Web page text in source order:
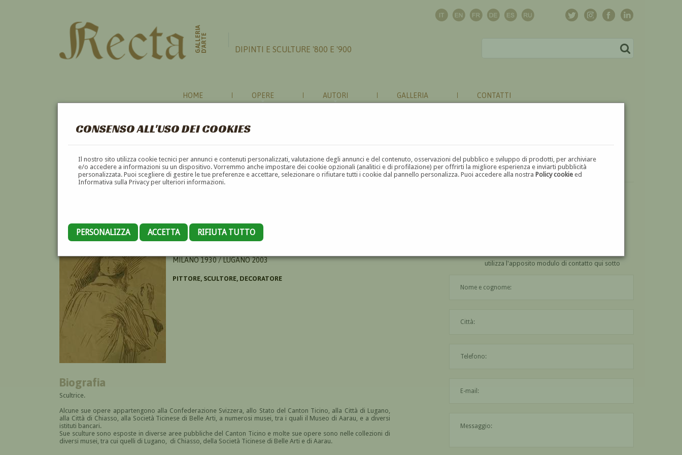
CONSENSO ALL'USO DEI COOKIES
Il nostro sito utilizza cookie tecnici per annunci e contenuti personalizzati, valutazione degli annunci e del contenuto, osservazioni del pubblico e sviluppo di prodotti, per archiviare
e/o accedere a informazioni su un dispositivo. Vorremmo anche impostare dei cookie opzionali (analitici e di profilazione) per offrirti la migliore esperienza e inviarti pubblicità
personalizzata. Puoi scegliere di gestire le tue preferenze e accettare, selezionare o rifiutare tutti i cookie dal pannello personalizza. Puoi accedere alla nostraPolicy cookie ed
Informativa sulla Privacy per ulteriori informazioni.
PERSONALIZZA ACCETTA RIFIUTA TUTTO
GALLERIAD'ARTE DIPINTI E SCULTURE '800 E '900
HOME OPERE AUTORI GALLERIA CONTATTI
NENA AIROLDI
MILANO 1930 / LUGANO 2003
PITTORE, SCULTORE, DECORATORE
Biografia
Scultrice.
Alcune sue opere appartengono alla Confederazione Svizzera, allo Stato del Canton Ticino, alla Città di Lugano,
alla Città di Chiasso, alla Società Ticinese di Belle Arti, a numerosi musei, tra i quali il Museo di Aarau, e a diversi
istituti bancari.
Sue sculture sono esposte in diverse aree pubbliche del Canton Ticino e molte sue opere sono nelle collezioni di
diversi musei, tra cui quelli di Lugano, di Chiasso, della Società Ticinese di Belle Arti e di Aarau.
utilizza l'apposito modulo di contatto qui sotto